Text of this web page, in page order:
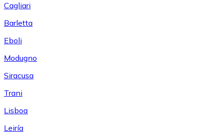
Cagliari
Barletta
Eboli
Modugno
Siracusa
Trani
Lisboa
Leiría